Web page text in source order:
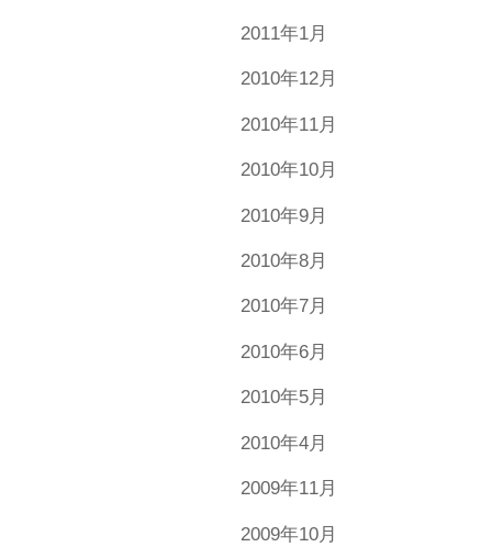
2011年1月
2010年12月
2010年11月
2010年10月
2010年9月
2010年8月
2010年7月
2010年6月
2010年5月
2010年4月
2009年11月
2009年10月